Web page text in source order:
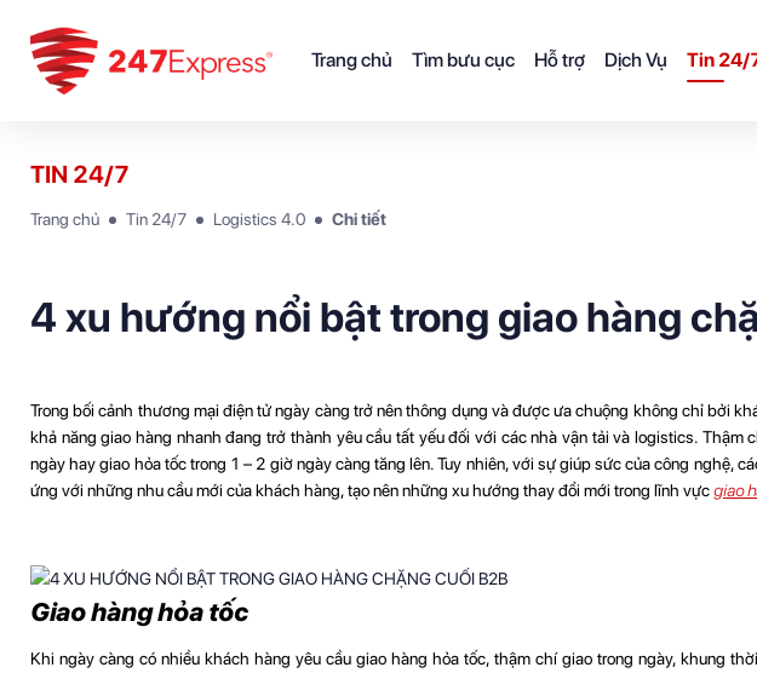
Trang chủ Tìm bưu cục Hỗ trợ Dịch Vụ Tin 24/
TIN 24/7
Trang chủ Tin 24/7 Logistics 4.0 Chi tiết
4 xu hướng nổi bật trong giao hàng
Trong bối cảnh thương mại điện tử ngày càng trở nên thông dụng và được ưa chuộng không chỉ bởi
khả năng giao hàng nhanh đang trở thành yêu cầu tất yếu đối với các nhà vận tải và logistics. Thậm
ngày hay giao hỏa tốc trong 1 – 2 giờ ngày càng tăng lên. Tuy nhiên, với sự giúp sức của công nghệ,
ứng với những nhu cầu mới của khách hàng, tạo nên những xu hướng thay đổi mới trong lĩnh vựcgiao
Giao hàng hỏa tốc
Khi ngày càng có nhiều khách hàng yêu cầu giao hàng hỏa tốc, thậm chí giao trong ngày, khung